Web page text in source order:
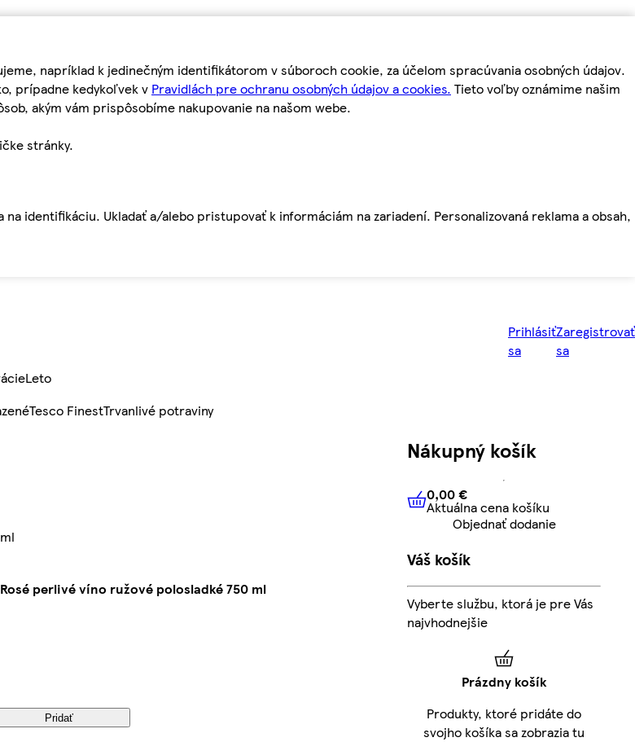
napríklad k jedinečným identifikátorom v súboroch cookie, za účelom spracúvania osobných údajov.
prípadne kedykoľvek v Pravidlách pre ochranu osobných údajov a cookies. Tieto voľby oznámime našim
akým vám prispôsobíme nakupovanie na našom webe.
stránky.
identifikáciu. Ukladať a/alebo pristupovať k informáciám na zariadení. Personalizovaná reklama a obsah,
Prihlásiť
sa
Zaregistrovať
sa
Leto
Tesco FinestTrvanlivé potraviny
perlivé víno ružové polosladké 750 ml
Pridať
Nákupný košík
0,00 € Aktuálna cena košíku
0,00 €
Aktuálna cena košíku
Objednať dodanie
Váš košík
Vyberte službu, ktorá je pre Vás
najvhodnejšie
Prázdny košík
Produkty, ktoré pridáte do
svojho košíka sa zobrazia tu